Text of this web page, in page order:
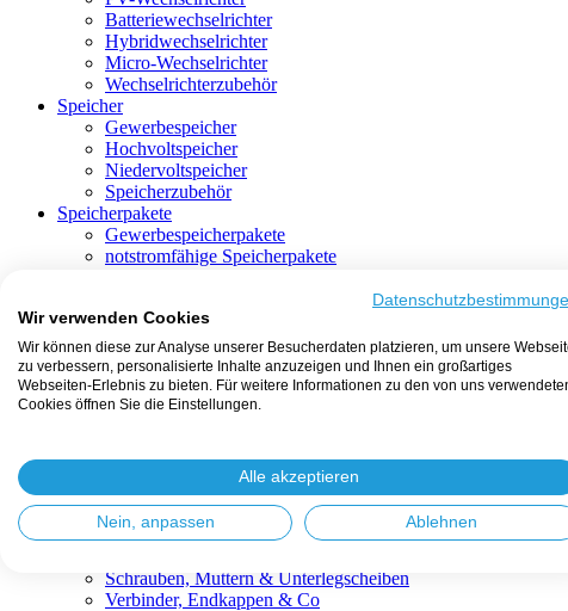
Batteriewechselrichter
Hybridwechselrichter
Micro-Wechselrichter
Wechselrichterzubehör
Speicher
Gewerbespeicher
Hochvoltspeicher
Niedervoltspeicher
Speicherzubehör
Speicherpakete
Gewerbespeicherpakete
notstromfähige Speicherpakete
mit Hochvoltspeicher
HEMS-fähige Speicherpakete
mit Niedervoltspeicher
Unterkonstruktion
Aufständerung
Fassadenlösungen
Kabelmanagement
Metalldachplatten
Modulklemmen
Schrauben, Muttern & Unterlegscheiben
Verbinder, Endkappen & Co
Wir verwenden Cookies
Wir können diese zur Analyse unserer Besucherdaten platzieren, um unsere
zu verbessern, personalisierte Inhalte anzuzeigen und Ihnen ein großartiges
Webseiten-Erlebnis zu bieten. Für weitere Informationen zu den von uns
Cookies öffnen Sie die Einstellungen.
Alle akzeptieren
Nein, anpassen Ablehnen